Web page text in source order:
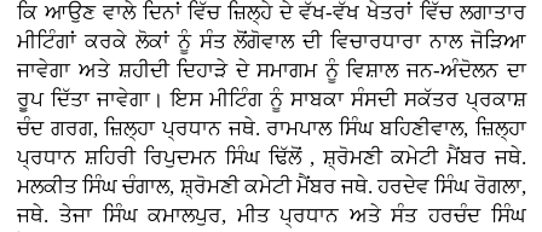
ਕਿ ਆਉਣ ਵਾਲੇ ਦਿਨਾਂ ਵਿੱਚ ਜ਼ਿਲ੍ਹੇ ਦੇ ਵੱਖ-ਵੱਖ ਖੇਤਰਾਂ ਵਿੱਚ ਲਗਾਤਾਰ
ਮੀਟਿੰਗਾਂ ਕਰਕੇ ਲੋਕਾਂ ਨੂੰ ਸੰਤ ਲੋਂਗੋਵਾਲ ਦੀ ਵਿਚਾਰਧਾਰਾ ਨਾਲ ਜੋੜਿਆ
ਜਾਵੇਗਾ ਅਤੇ ਸ਼ਹੀਦੀ ਦਿਹਾੜੇ ਦੇ ਸਮਾਗਮ ਨੂੰ ਵਿਸ਼ਾਲ ਜਨ-ਅੰਦੋਲਨ ਦਾ
ਰੂਪ ਦਿੱਤਾ ਜਾਵੇਗਾ। ਇਸ ਮੀਟਿੰਗ ਨੂੰ ਸਾਬਕਾ ਸੰਸਦੀ ਸਕੱਤਰ ਪ੍ਰਕਾਸ਼
ਚੰਦ ਗਰਗ, ਜ਼ਿਲ੍ਹਾ ਪ੍ਰਧਾਨ ਜਥੇ. ਰਾਮਪਾਲ ਸਿੰਘ ਬਹਿਣੀਵਾਲ, ਜ਼ਿਲ੍ਹਾ
ਪ੍ਰਧਾਨ ਸ਼ਹਿਰੀ ਰਿਪੁਦਮਨ ਸਿੰਘ ਢਿੱਲੋਂ , ਸ਼੍ਰੋਮਣੀ ਕਮੇਟੀ ਮੈਂਬਰ ਜਥੇ.
ਮਲਕੀਤ ਸਿੰਘ ਚੰਗਾਲ, ਸ਼੍ਰੋਮਣੀ ਕਮੇਟੀ ਮੈਂਬਰ ਜਥੇ. ਹਰਦੇਵ ਸਿੰਘ ਰੋਗਲਾ,
ਜਥੇ. ਤੇਜਾ ਸਿੰਘ ਕਮਾਲਪੁਰ, ਮੀਤ ਪ੍ਰਧਾਨ ਅਤੇ ਸੰਤ ਹਰਚੰਦ ਸਿੰਘ